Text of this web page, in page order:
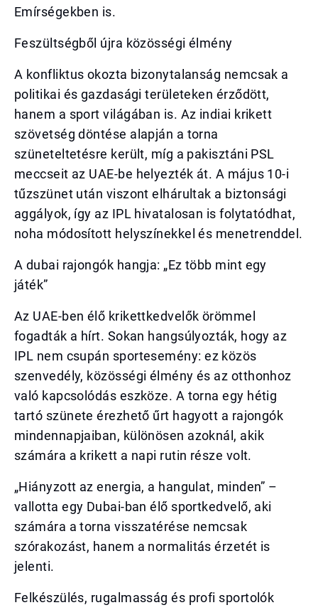
Emírségekben is.
Feszültségből újra közösségi élmény
A konfliktus okozta bizonytalanság nemcsak a
politikai és gazdasági területeken érződött,
hanem a sport világában is. Az indiai krikett
szövetség döntése alapján a torna
szüneteltetésre került, míg a pakisztáni PSL
meccseit az UAE-be helyezték át. A május 10-i
tűzszünet után viszont elhárultak a biztonsági
aggályok, így az IPL hivatalosan is folytatódhat,
noha módosított helyszínekkel és menetrenddel.
A dubai rajongók hangja: „Ez több mint egy
játék”
Az UAE-ben élő krikettkedvelők örömmel
fogadták a hírt. Sokan hangsúlyozták, hogy az
IPL nem csupán sportesemény: ez közös
szenvedély, közösségi élmény és az otthonhoz
való kapcsolódás eszköze. A torna egy hétig
tartó szünete érezhető űrt hagyott a rajongók
mindennapjaiban, különösen azoknál, akik
számára a krikett a napi rutin része volt.
„Hiányzott az energia, a hangulat, minden” –
vallotta egy Dubai-ban élő sportkedvelő, aki
számára a torna visszatérése nemcsak
szórakozást, hanem a normalitás érzetét is
jelenti.
Felkészülés, rugalmasság és profi sportolók